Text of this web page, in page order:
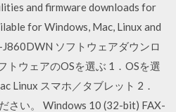
and firmware downloads for
for Windows, Mac, Linux and
ソフトウェアダウンロ
トウェアのOSを選ぶ 1．OSを選
Linux スマホ／タブレット 2．
さい。 Windows 10 (32-bit) FAX-